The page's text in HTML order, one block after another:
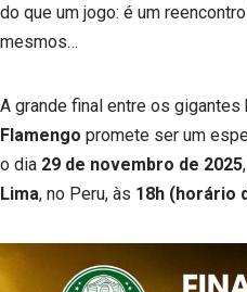
do que um jogo: é um
mesmos…
A grande final entre os
Flamengo promete ser um
o dia 29 de novembro de 2025
Lima, no Peru, às 18h (horário